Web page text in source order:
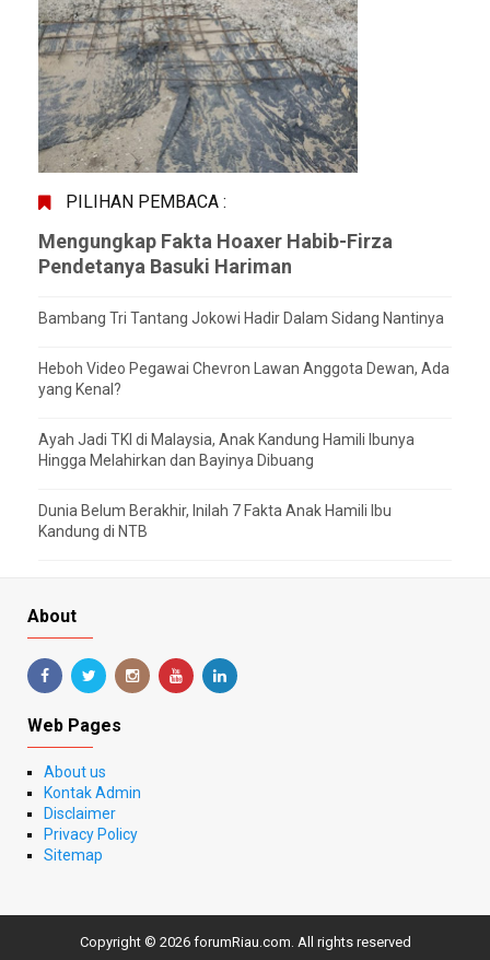
PILIHAN PEMBACA :
Mengungkap Fakta Hoaxer Habib-Firza
Pendetanya Basuki Hariman
Bambang Tri Tantang Jokowi Hadir Dalam Sidang Nantinya
Heboh Video Pegawai Chevron Lawan Anggota Dewan, Ada
yang Kenal?
Ayah Jadi TKI di Malaysia, Anak Kandung Hamili Ibunya
Hingga Melahirkan dan Bayinya Dibuang
Dunia Belum Berakhir, Inilah 7 Fakta Anak Hamili Ibu
Kandung di NTB
About
Web Pages
About us
Kontak Admin
Disclaimer
Privacy Policy
Sitemap
Copyright © 2026 forumRiau.com. All rights reserved